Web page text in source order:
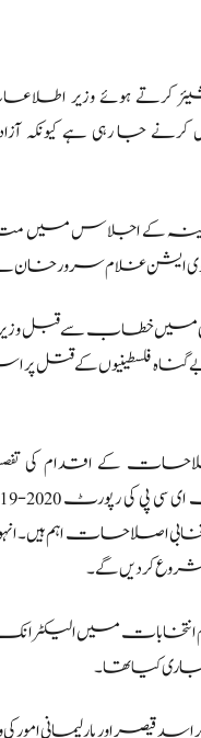
کرتے ہوئے وزیر
میں پیش کرنے جا رہی ہے
کے اجلاس میں متنازع
ایوی ایشن غلام سرور
اسمبلی میں خطاب سے
گناہ فلسطینیوں کے
کے اقدام کی
انتخابی اصلاحات
کردیں گے۔
میں الیکٹرانک
کیا تھا۔